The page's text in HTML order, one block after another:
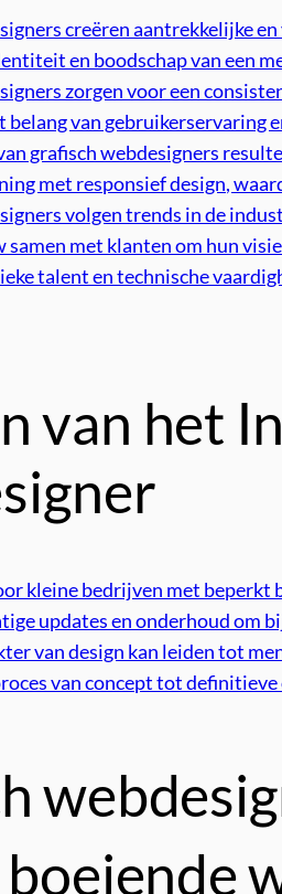
creëren aantrekkelijke
en boodschap van een
zorgen voor een
belang van
grafisch webdesigners
met responsief design,
volgen trends in de
samen met klanten om hun
talent en technische
van het
kleine bedrijven met beperkt
updates en onderhoud om
van design kan leiden tot
van concept tot